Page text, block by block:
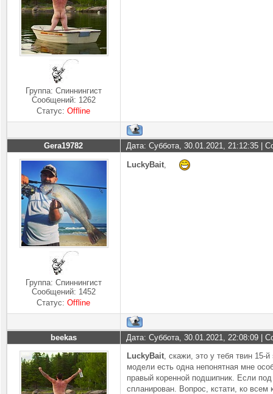
Группа: Спиннингист
Сообщений: 1262
Статус:Offline
Gera19782 Дата: Суббота, 30.01.2021, 21:12:35 |
Группа: Спиннингист
Сообщений: 1452
Статус:Offline
LuckyBait,
beekas Дата: Суббота, 30.01.2021, 22:08:09 |
LuckyBait, скажи, это у тебя твин 15-
модели есть одна непонятная мне
правый коренной подшипник. Если
спланирован. Вопрос, кстати, ко всем